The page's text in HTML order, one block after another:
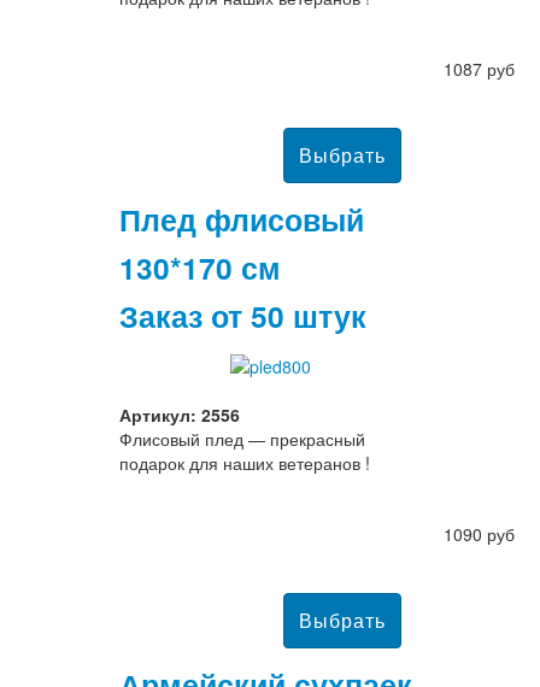
1087 руб
Плед флисовый
130*170 см
Заказ от 50 штук
Артикул: 2556
Флисовый плед — прекрасный
подарок для наших ветеранов !
1090 руб